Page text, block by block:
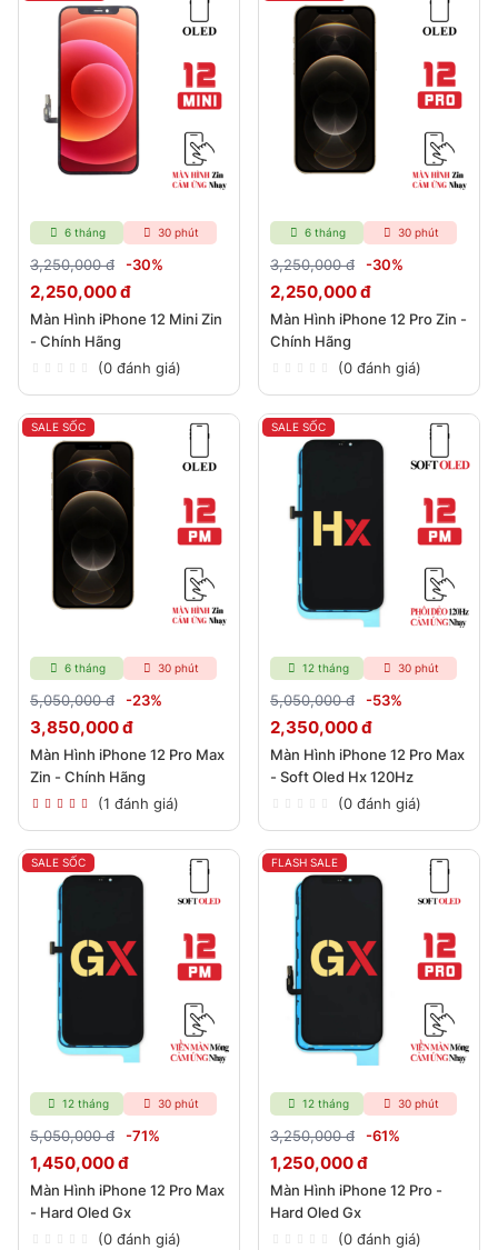
6 tháng 30 phút
3,250,000 đ -30%
2,250,000 đ
Màn Hình iPhone 12 Mini Zin
- Chính Hãng
(0 đánh giá)
6 tháng 30 phút
3,250,000 đ -30%
2,250,000 đ
Màn Hình iPhone 12 Pro Zin -
Chính Hãng
(0 đánh giá)
SALE SỐC
6 tháng 30 phút
5,050,000 đ -23%
3,850,000 đ
Màn Hình iPhone 12 Pro Max
Zin - Chính Hãng
(1 đánh giá)
SALE SỐC
12 tháng 30 phút
5,050,000 đ -53%
2,350,000 đ
Màn Hình iPhone 12 Pro Max
- Soft Oled Hx 120Hz
(0 đánh giá)
SALE SỐC
12 tháng 30 phút
5,050,000 đ -71%
1,450,000 đ
Màn Hình iPhone 12 Pro Max
- Hard Oled Gx
(0 đánh giá)
FLASH SALE
12 tháng 30 phút
3,250,000 đ -61%
1,250,000 đ
Màn Hình iPhone 12 Pro -
Hard Oled Gx
(0 đánh giá)